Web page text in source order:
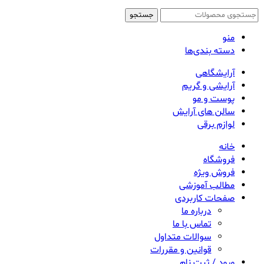
جستجو
منو
دسته بندی‌ها
آرایشگاهی
آرایشی و گریم
پوست و مو
سالن های آرایش
لوازم برقی
خانه
فروشگاه
فروش ویژه
مطالب آموزشی
صفحات کاربردی
درباره ما
تماس با ما
سوالات متداول
قوانین و مقررات